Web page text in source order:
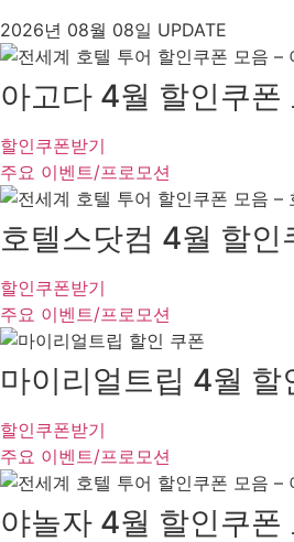
2026년 08월 08일 UPDATE
아고다 4월 할인쿠폰
할인쿠폰받기
주요 이벤트/프로모션
호텔스닷컴 4월 할인
할인쿠폰받기
주요 이벤트/프로모션
마이리얼트립 4월 할
할인쿠폰받기
주요 이벤트/프로모션
야놀자 4월 할인쿠폰